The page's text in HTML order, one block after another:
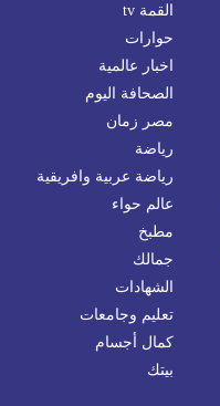
القمة tv
حوارات
اخبار عالمية
الصحافة اليوم
مصر زمان
رياضة
رياضة عربية وافريقية
عالم حواء
مطبخ
جمالك
الشهادات
تعليم وجامعات
كمال أجسام
بيتك